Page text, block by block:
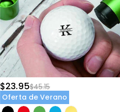
$23.95$45.15
Oferta de Verano